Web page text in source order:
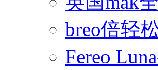
breo倍轻
Fereo